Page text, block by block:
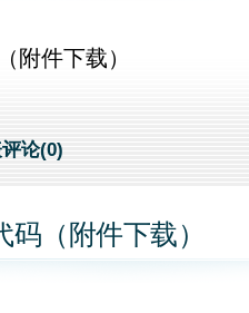
附件下载）
论(0)
（附件下载）